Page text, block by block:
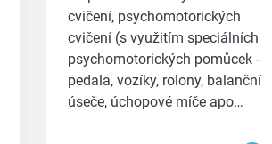
cvičení, psychomotorických
cvičení (s využitím speciálních
psychomotorických pomůcek -
pedala, vozíky, rolony, balanční
úseče, úchopové míče apo…